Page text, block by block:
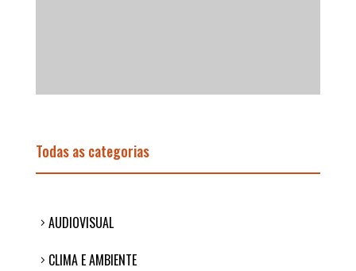
Todas as categorias
AUDIOVISUAL
CLIMA E AMBIENTE